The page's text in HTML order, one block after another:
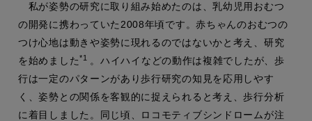
私が姿勢の研究に取り組み始めたのは、乳幼児用おむつ
の開発に携わっていた2008年頃です。赤ちゃんのおむつの
つけ心地は動きや姿勢に現れるのではないかと考え、研究
を始めました*1
。ハイハイなどの動作は複雑でしたが、歩
行は一定のパターンがあり歩行研究の知見を応用しやす
く、姿勢との関係を客観的に捉えられると考え、歩行分析
に着目しました。同じ頃、ロコモティブシンドロームが注